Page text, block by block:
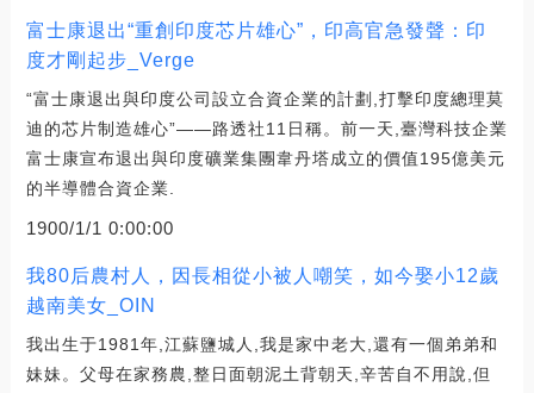
富士康退出“重創印度芯片雄心”，印高官急發聲：印
度才剛起步_Verge
“富士康退出與印度公司設立合資企業的計劃,打擊印度總理莫
迪的芯片制造雄心”——路透社11日稱。前一天,臺灣科技企業
富士康宣布退出與印度礦業集團韋丹塔成立的價值195億美元
的半導體合資企業.
1900/1/1 0:00:00
我80后農村人，因長相從小被人嘲笑，如今娶小12歲
越南美女_OIN
我出生于1981年,江蘇鹽城人,我是家中老大,還有一個弟弟和
妹妹。父母在家務農,整日面朝泥土背朝天,辛苦自不用說,但